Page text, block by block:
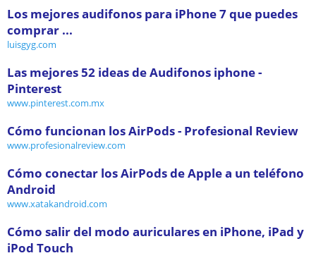
Los mejores audifonos para iPhone 7 que puedes
comprar ...
luisgyg.com
Las mejores 52 ideas de Audifonos iphone -
Pinterest
www.pinterest.com.mx
Cómo funcionan los AirPods - Profesional Review
www.profesionalreview.com
Cómo conectar los AirPods de Apple a un teléfono
Android
www.xatakandroid.com
Cómo salir del modo auriculares en iPhone, iPad y
iPod Touch